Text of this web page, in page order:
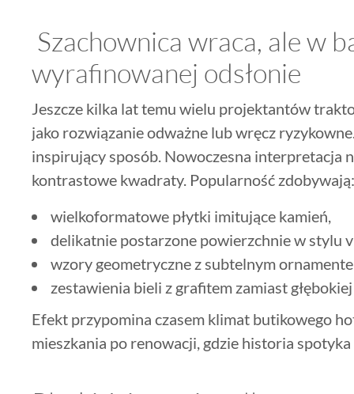
Szachownica wraca, ale w
wyrafinowanej odsłonie
Jeszcze kilka lat temu wielu projektantów
jako rozwiązanie odważne lub wręcz
inspirujący sposób. Nowoczesna interpretacja
kontrastowe kwadraty. Popularność zdobywają:
wielkoformatowe płytki imitujące kamień,
delikatnie postarzone powierzchnie w stylu
wzory geometryczne z subtelnym
zestawienia bieli z grafitem zamiast
Efekt przypomina czasem klimat butikowego
mieszkania po renowacji, gdzie historia spotyka